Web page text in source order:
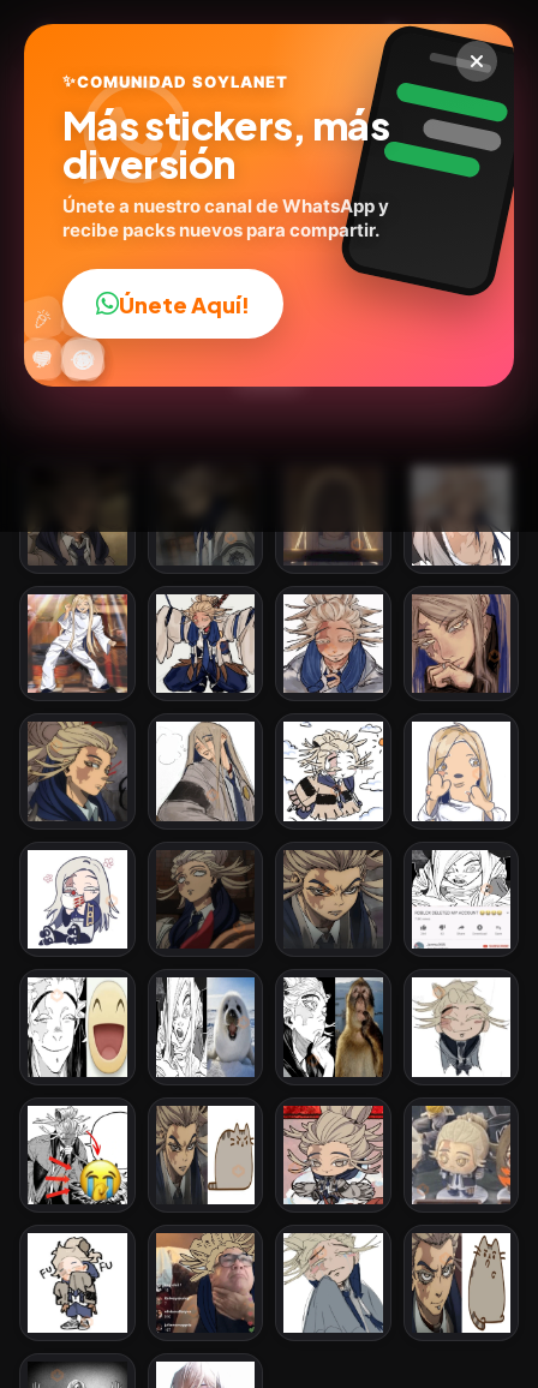
⩇⩇ㅤꓹㅤTamsy Cainesㅤ✿ㅤ
@thecharchar.
30stickers Dibujos Anime
😎
😂
🔥
💬
❤️ ✨
🤩
😜
🎉 👍
✨COMUNIDAD SOYLANET
Más stickers, más
diversión
Únete a nuestro canal de WhatsApp y
recibe packs nuevos para compartir.
Únete Aquí!